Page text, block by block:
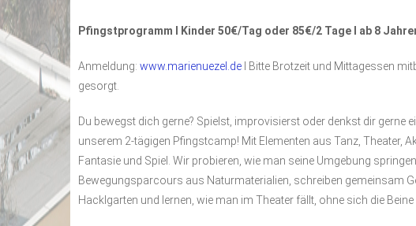
Pfingstprogramm I Kinder 50€/Tag oder 85€/2 Tage I ab 8
Anmeldung: www.marienuezel.de I Bitte Brotzeit und Mittagessen
gesorgt.
Du bewegst dich gerne? Spielst, improvisierst oder denkst dir gerne
unserem 2-tägigen Pfingstcamp! Mit Elementen aus Tanz, Theater,
Fantasie und Spiel. Wir probieren, wie man seine Umgebung
Bewegungsparcours aus Naturmaterialien, schreiben gemeinsam
Hacklgarten und lernen, wie man im Theater fällt, ohne sich die Beine